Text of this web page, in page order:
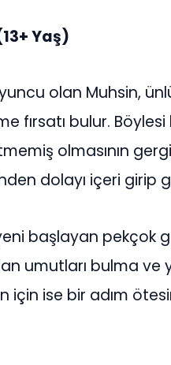
Yaş)
olan Muhsin,
fırsatı bulur.
olmasının
dolayı içeri girip
başlayan pekçok
umutları bulma
için ise bir adım